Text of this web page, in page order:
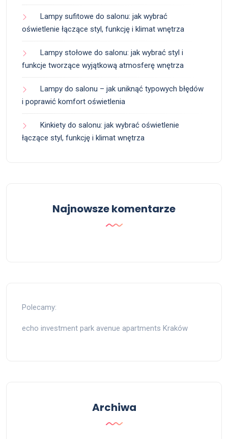
Lampy sufitowe do salonu: jak wybrać
oświetlenie łączące styl, funkcję i klimat wnętrza
Lampy stołowe do salonu: jak wybrać styl i
funkcje tworzące wyjątkową atmosferę wnętrza
Lampy do salonu – jak uniknąć typowych błędów
i poprawić komfort oświetlenia
Kinkiety do salonu: jak wybrać oświetlenie
łączące styl, funkcję i klimat wnętrza
Najnowsze komentarze
Polecamy:
echo investment park avenue apartments Kraków
Archiwa